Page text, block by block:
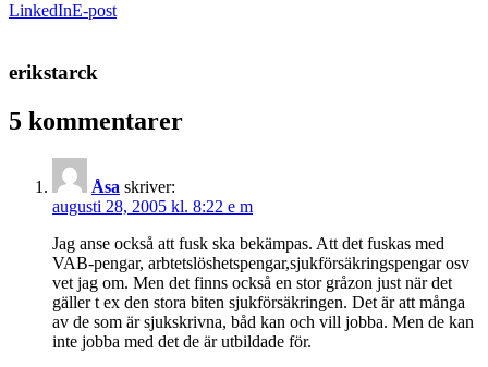
LinkedInE-post
erikstarck
5 kommentarer
Åsa skriver:
augusti 28, 2005 kl. 8:22 e m
Jag anse också att fusk ska bekämpas. Att det fuskas med
VAB-pengar, arbtetslöshetspengar,sjukförsäkringspengar osv
vet jag om. Men det finns också en stor gråzon just när det
gäller t ex den stora biten sjukförsäkringen. Det är att många
av de som är sjukskrivna, båd kan och vill jobba. Men de kan
inte jobba med det de är utbildade för.